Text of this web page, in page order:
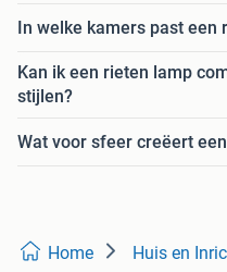
In welke kamers past een
Kan ik een rieten lamp
stijlen?
Wat voor sfeer creëert
Home Huis en